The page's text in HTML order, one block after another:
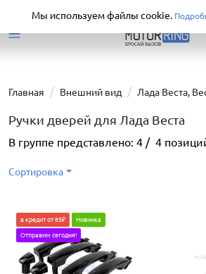
Главная Внешний вид Лада Веста,
Ручки дверей для Лада Веста
В группе представлено: 4 / 4
Сортировка
в кредит от 83₽ Новинка
Отправим сегодня!
Мы используем файлы cookie.